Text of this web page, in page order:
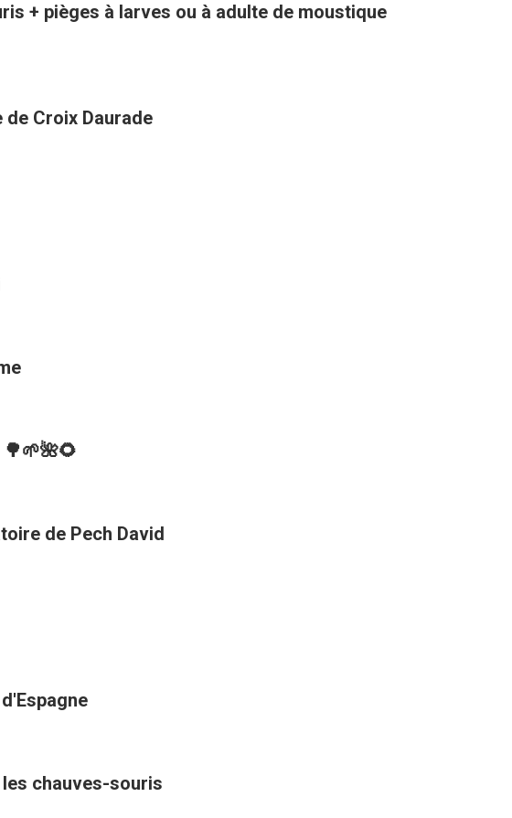
+ pièges à larves ou à adulte de moustique
Croix Daurade
de Pech David
chauves-souris